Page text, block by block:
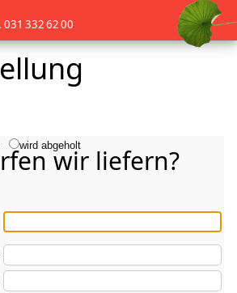
mit Screenreader oder Brailliezeile,
031 332 62 00
mit Screenreader oder Brailliezeile,
wir liefern?
wird abgeholt